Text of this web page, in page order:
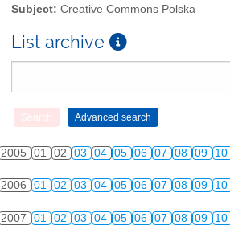
Subject: Creative Commons Polska
List archive
2005 01 02 03 04 05 06 07 08 09 10
2006 01 02 03 04 05 06 07 08 09 10
2007 01 02 03 04 05 06 07 08 09 10